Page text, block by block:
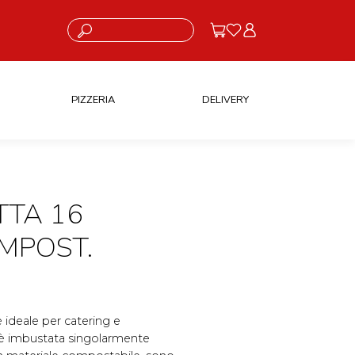
Cosa stai cercando?
PIZZERIA DELIVERY
16
per catering e
imbustata singolarmente